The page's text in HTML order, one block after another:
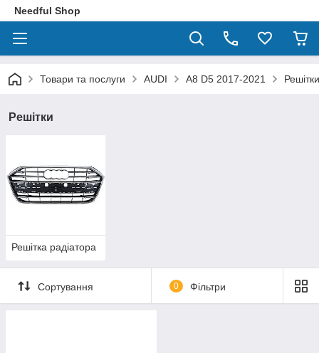
Needful Shop
Товари та послуги AUDI A8 D5 2017-2021 Решітки
Решітки
Решітка радіатора
Сортування 0 Фільтри